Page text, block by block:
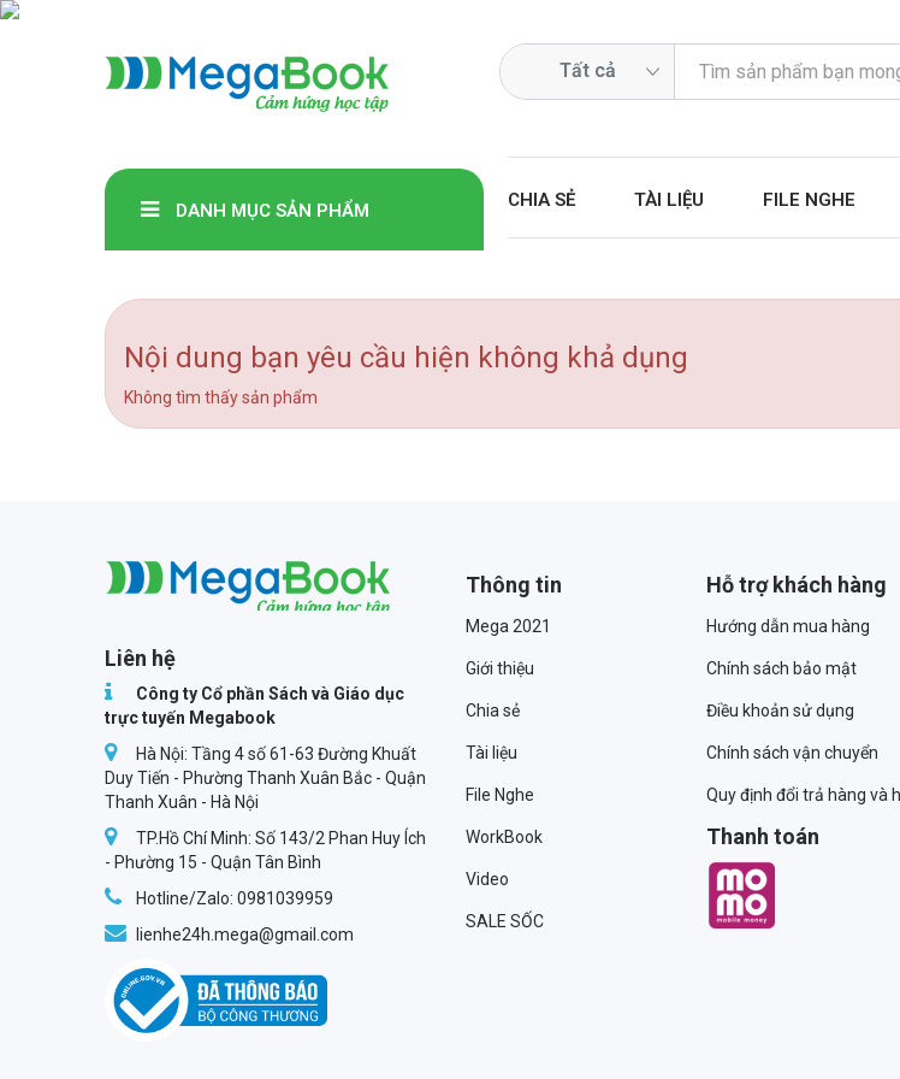
DANH MỤC SẢN PHẨM CHIA SẺ TÀI LIỆU FILE NGHE
Nội dung bạn yêu cầu hiện không khả dụng
Không tìm thấy sản phẩm
Liên hệ
Công ty Cổ phần Sách và Giáo dục
trực tuyến Megabook
Hà Nội: Tầng 4 số 61-63 Đường Khuất
Duy Tiến - Phường Thanh Xuân Bắc - Quận
Thanh Xuân - Hà Nội
TP.Hồ Chí Minh: Số 143/2 Phan Huy Ích
- Phường 15 - Quận Tân Bình
Hotline/Zalo: 0981039959
lienhe24h.mega@gmail.com
Thông tin
Mega 2021
Giới thiệu
Chia sẻ
Tài liệu
File Nghe
WorkBook
Video
SALE SỐC
Hỗ trợ khách hàng
Hướng dẫn mua hàng
Chính sách bảo mật
Điều khoản sử dụng
Chính sách vận chuyển
Quy định đổi trả hàng và
Thanh toán